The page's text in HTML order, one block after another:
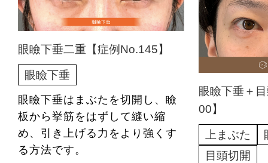
眼瞼下垂二重【症例No.145】
眼瞼下垂
眼瞼下垂はまぶたを切開し、瞼
板から挙筋をはずして縫い縮
め、引き上げる力をより強くす
る方法です。
眼瞼下垂＋
00】
上まぶた
目頭切開